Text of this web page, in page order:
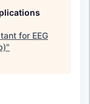
for EEG
"